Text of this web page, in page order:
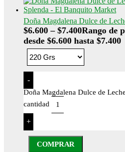
Doña Magdalena Dulce de
$6.600 – $7.400Rango de
desde $6.600 hasta $7.400
-
Doña Magdalena Dulce de
cantidad
+
COMPRAR